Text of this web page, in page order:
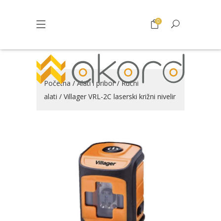
0
Početna /Alati i pribor/Ručni
alati / Villager VRL-2C laserski križni nivelir